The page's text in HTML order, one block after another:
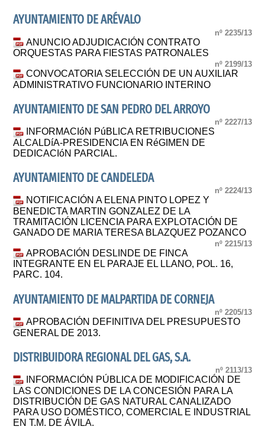
AYUNTAMIENTO DE ARÉVALO
nº 2235/13
ANUNCIO ADJUDICACIÓN CONTRATO
ORQUESTAS PARA FIESTAS PATRONALES
nº 2199/13
CONVOCATORIA SELECCIÓN DE UN AUXILIAR
ADMINISTRATIVO FUNCIONARIO INTERINO
AYUNTAMIENTO DE SAN PEDRO DEL ARROYO
nº 2227/13
INFORMACIóN PúBLICA RETRIBUCIONES
ALCALDíA-PRESIDENCIA EN RéGIMEN DE
DEDICACIóN PARCIAL.
AYUNTAMIENTO DE CANDELEDA
nº 2224/13
NOTIFICACIÓN A ELENA PINTO LOPEZ Y
BENEDICTA MARTIN GONZALEZ DE LA
TRAMITACIÓN LICENCIA PARA EXPLOTACIÓN DE
GANADO DE MARIA TERESA BLAZQUEZ POZANCO
nº 2215/13
APROBACIÓN DESLINDE DE FINCA
INTEGRANTE EN EL PARAJE EL LLANO, POL. 16,
PARC. 104.
AYUNTAMIENTO DE MALPARTIDA DE CORNEJA
nº 2205/13
APROBACIÓN DEFINITIVA DEL PRESUPUESTO
GENERAL DE 2013.
DISTRIBUIDORA REGIONAL DEL GAS, S.A.
nº 2113/13
INFORMACIÓN PÚBLICA DE MODIFICACIÓN DE
LAS CONDICIONES DE LA CONCESIÓN PARA LA
DISTRIBUCIÓN DE GAS NATURAL CANALIZADO
PARA USO DOMÉSTICO, COMERCIAL E INDUSTRIAL
EN T.M. DE ÁVILA.